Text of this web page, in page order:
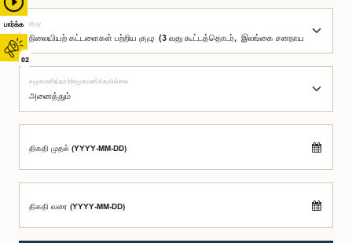
பார்க்க
02
குழு
சமூகமளித்தார்/சமூகமளிக்கவில்லை
திகதி முதல் (YYYY-MM-DD)
திகதி வரை (YYYY-MM-DD)